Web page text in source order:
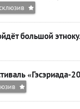
большой
«Гэсэриада-